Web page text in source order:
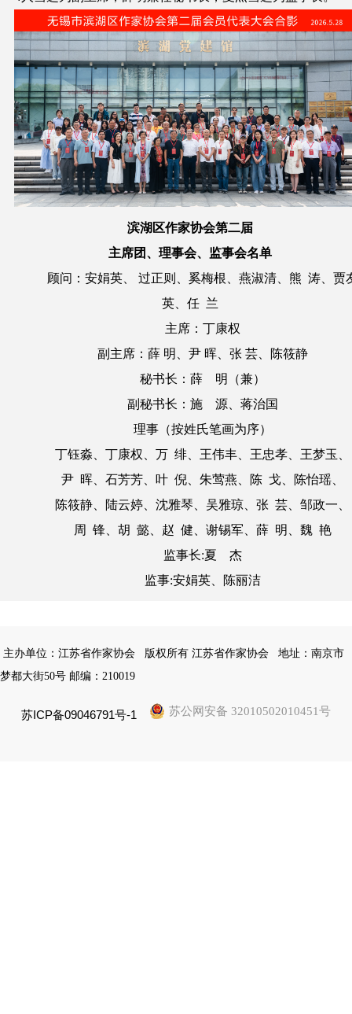
滨湖区作家协会第二届
主席团、理事会、监事会名单
顾问：安娟英、 过正则、奚梅根、燕淑清、熊 涛、贾
英、任 兰
主席：丁康权
副主席：薛 明、尹 晖、张 芸、陈筱静
秘书长：薛 明（兼）
副秘书长：施 源、蒋治国
理事（按姓氏笔画为序）
丁钰淼、丁康权、万 绯、王伟丰、王忠孝、王梦玉、
尹 晖、石芳芳、叶 倪、朱莺燕、陈 戈、陈怡瑶、
陈筱静、陆云婷、沈雅琴、吴雅琼、张 芸、邹政一、
周 锋、胡 懿、赵 健、谢锡军、薛 明、魏 艳
监事长:夏 杰
监事:安娟英、陈丽洁
主办单位：江苏省作家协会 版权所有 江苏省作家协会
地址：南京市
梦都大街50号 邮编：210019
苏ICP备09046791号-1 苏公网安备 32010502010451号